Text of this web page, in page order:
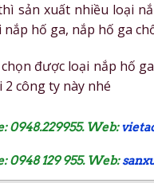
sản xuất nhiều loại
nắp hố ga, nắp hố ga
được loại nắp hố
2 công ty này nhé
0948.229955. Web:
0948 129 955. Web: